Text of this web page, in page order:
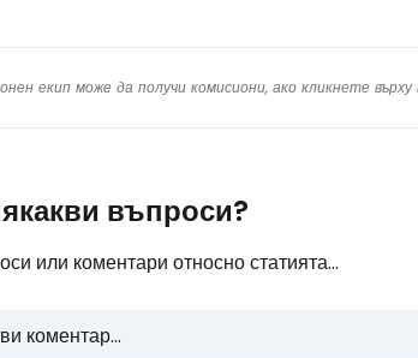
екип може да получи комисиони, ако кликнете
въпроси?
или коментари относно статията...
коментар...